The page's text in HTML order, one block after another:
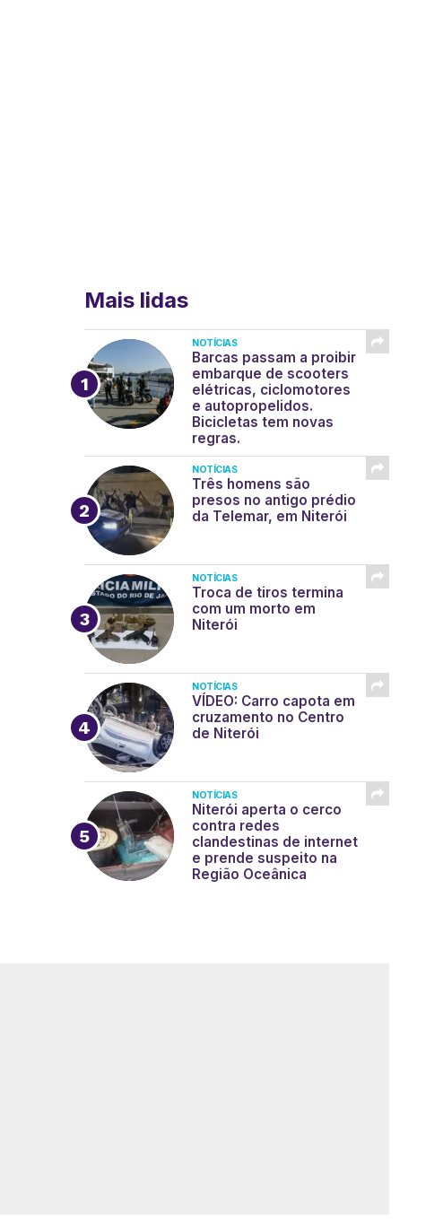
Mais lidas
NOTÍCIAS
Barcas passam a proibir
embarque de scooters
elétricas, ciclomotores
e autopropelidos.
Bicicletas tem novas
regras.
NOTÍCIAS
Três homens são
presos no antigo prédio
da Telemar, em Niterói
NOTÍCIAS
Troca de tiros termina
com um morto em
Niterói
NOTÍCIAS
VÍDEO: Carro capota em
cruzamento no Centro
de Niterói
NOTÍCIAS
Niterói aperta o cerco
contra redes
clandestinas de internet
e prende suspeito na
Região Oceânica